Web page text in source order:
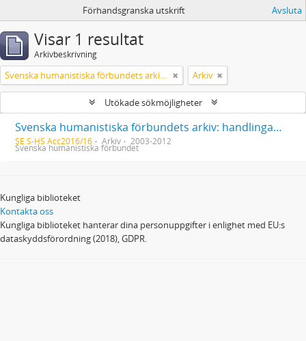
Förhandsgranska utskrift Avsluta
Visar 1 resultat
Arkivbeskrivning
Svenska humanistiska förbundets arkiv: handlingar 2003-2012 Arkiv
Utökade sökmöjligheter
Svenska humanistiska förbundets arkiv: handlingar 2003-2012
SE S-HS Acc2016/16 Arkiv 2003-2012
Svenska humanistiska förbundet
Kungliga biblioteket
Kontakta oss
Kungliga biblioteket hanterar dina personuppgifter i enlighet med EU:s
dataskyddsförordning (2018), GDPR.